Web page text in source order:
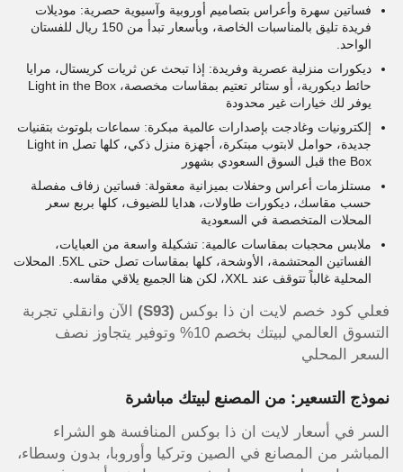
فساتين سهرة وأعراس بتصاميم أوروبية وآسيوية حصرية: موديلات
فريدة تليق بالمناسبات الخاصة، وبأسعار تبدأ من 150 ريال للفستان
الواحد.
ديكورات منزلية عصرية وفريدة: إذا تبحث عن ثريات كريستال، مرايا
حائط ديكورية، أو ستائر تعتيم بمقاسات مخصصة، Light in the Box
يوفر لك خيارات غير محدودة
إلكترونيات وغادجت بإصدارات عالمية مبكرة: سماعات بلوتوث بتقنيات
جديدة، حوامل لابتوب مبتكرة، أجهزة منزل ذكي، كلها تصل Light in
the Box قبل السوق السعودي بشهور
مستلزمات أعراس وحفلات بميزانية معقولة: فساتين زفاف مفصلة
حسب مقاسك، ديكورات طاولات، هدايا للضيوف، كلها بربع سعر
المحلات المتخصصة في السعودية
ملابس محجبات بمقاسات عالمية: تشكيلة واسعة من العبايات،
الفساتين المحتشمة، الأوشحة، كلها بمقاسات تصل حتى 5XL. المحلات
المحلية غالباً تتوقف عند XXL، لكن هنا الجميع يلاقي مقاسه.
فعلي كود خصم لايت ان ذا بوكس (S93)
الآن وانقلي تجربة
التسوق العالمي لبيتك بخصم 10% وتوفير يتجاوز نصف
السعر المحلي
نموذج التسعير: من المصنع لبيتك مباشرة
السر في أسعار لايت ان ذا بوكس المنافسة هو الشراء
المباشر من المصانع في الصين وتركيا وأوروبا، بدون وسطاء،